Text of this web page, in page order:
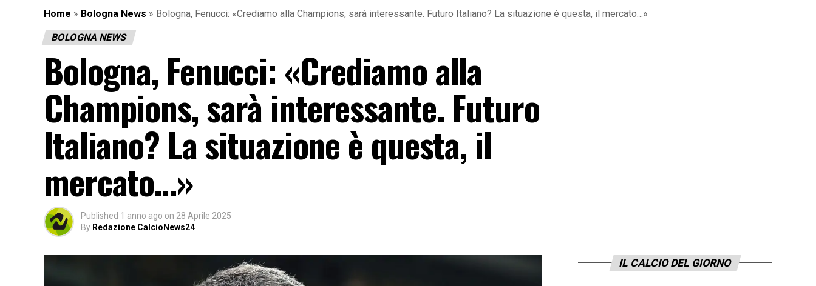
Home » Bologna News » Bologna, Fenucci: «Crediamo alla Champions, sarà interessante. Futuro Italiano? La situazione è questa, il mercato…»
BOLOGNA NEWS
Bologna, Fenucci: «Crediamo alla
Champions, sarà interessante. Futuro
Italiano? La situazione è questa, il
mercato…»
Published 1 anno ago on 28 Aprile 2025
By Redazione CalcioNews24
IL CALCIO DEL GIORNO